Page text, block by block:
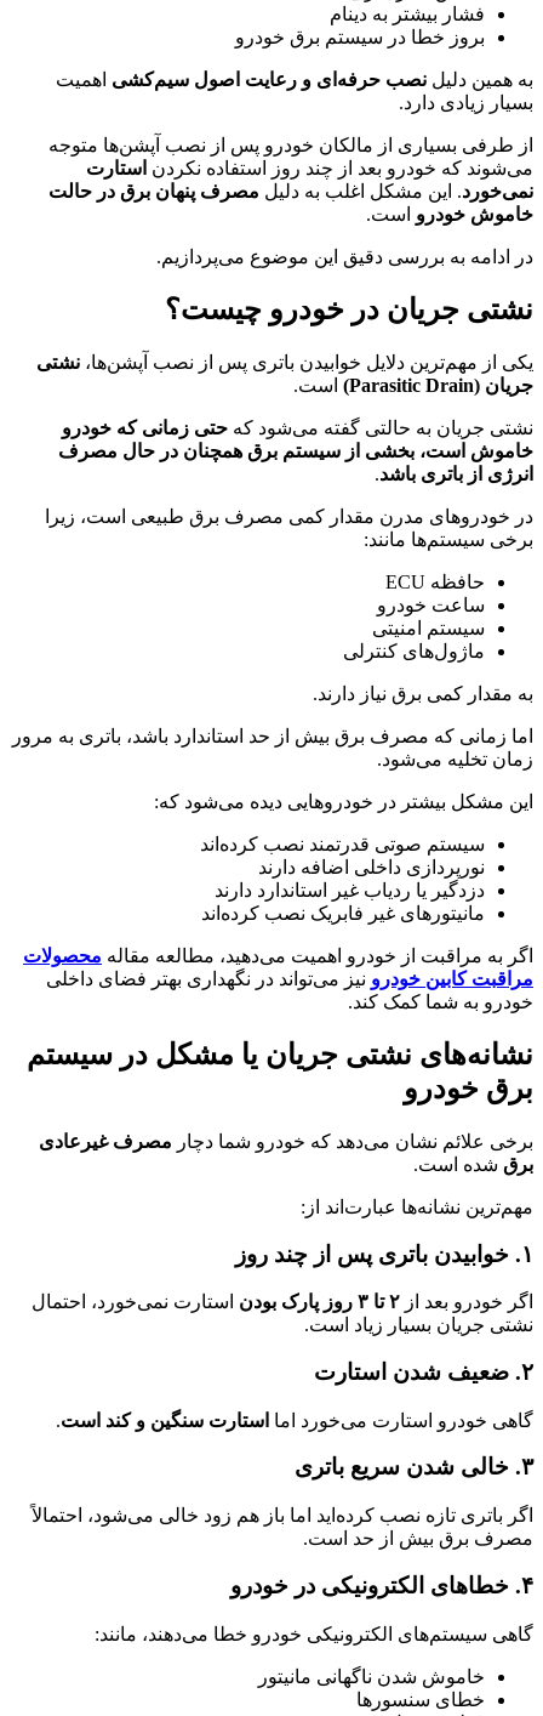
فشار بیشتر به دینام
بروز خطا در سیستم برق خودرو
به همین دلیل نصب حرفه‌ای و رعایت اصول سیم‌کشی اهمیت
بسیار زیادی دارد.
از طرفی بسیاری از مالکان خودرو پس از نصب آپشن‌ها متوجه
می‌شوند که خودرو بعد از چند روز استفاده نکردن استارت
نمی‌خورد. این مشکل اغلب به دلیل مصرف پنهان برق در حالت
خاموش خودرو است.
در ادامه به بررسی دقیق این موضوع می‌پردازیم.
نشتی جریان در خودرو چیست؟
یکی از مهم‌ترین دلایل خوابیدن باتری پس از نصب آپشن‌ها، نشتی
جریان (Parasitic Drain)
است.
نشتی جریان به حالتی گفته می‌شود که حتی زمانی که خودرو
خاموش است، بخشی از سیستم برق همچنان در حال مصرف
انرژی از باتری باشد.
در خودروهای مدرن مقدار کمی مصرف برق طبیعی است، زیرا
برخی سیستم‌ها مانند:
حافظه ECU
ساعت خودرو
سیستم امنیتی
ماژول‌های کنترلی
به مقدار کمی برق نیاز دارند.
اما زمانی که مصرف برق بیش از حد استاندارد باشد، باتری به مرور
زمان تخلیه می‌شود.
این مشکل بیشتر در خودروهایی دیده می‌شود که:
سیستم صوتی قدرتمند نصب کرده‌اند
نورپردازی داخلی اضافه دارند
دزدگیر یا ردیاب غیر استاندارد دارند
مانیتورهای غیر فابریک نصب کرده‌اند
اگر به مراقبت از خودرو اهمیت می‌دهید، مطالعه مقاله محصولات
مراقبت کابین خودرو نیز می‌تواند در نگهداری بهتر فضای داخلی
خودرو به شما کمک کند.
نشانه‌های نشتی جریان یا مشکل در سیستم
برق خودرو
برخی علائم نشان می‌دهد که خودرو شما دچار مصرف غیرعادی
برق شده است.
مهم‌ترین نشانه‌ها عبارت‌اند از:
۱. خوابیدن باتری پس از چند روز
اگر خودرو بعد از ۲ تا ۳ روز پارک بودن
استارت نمی‌خورد، احتمال
نشتی جریان بسیار زیاد است.
۲. ضعیف شدن استارت
گاهی خودرو استارت می‌خورد اما استارت سنگین و کند است.
۳. خالی شدن سریع باتری
اگر باتری تازه نصب کرده‌اید اما باز هم زود خالی می‌شود، احتمالاً
مصرف برق بیش از حد است.
۴. خطاهای الکترونیکی در خودرو
گاهی سیستم‌های الکترونیکی خودرو خطا می‌دهند، مانند:
خاموش شدن ناگهانی مانیتور
خطای سنسورها